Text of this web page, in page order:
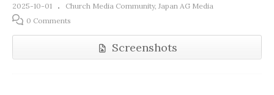
2025-10-01 Church Media Community Japan AG Media
0 Comments
Screenshots